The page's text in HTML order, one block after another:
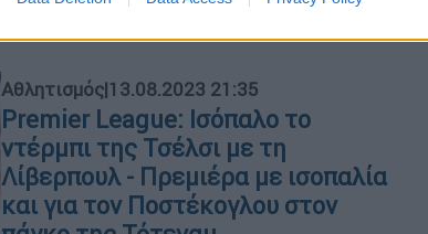
την Μπράιτον
Αθλητισμός|13.08.2023 21:35
Premier League: Ισόπαλο το
ντέρμπι της Τσέλσι με τη
Λίβερπουλ - Πρεμιέρα με ισοπαλία
και για τον Ποστέκογλου στον